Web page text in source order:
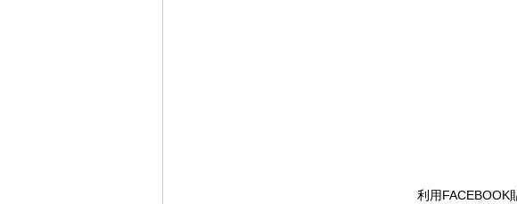
利用FACEBOOK